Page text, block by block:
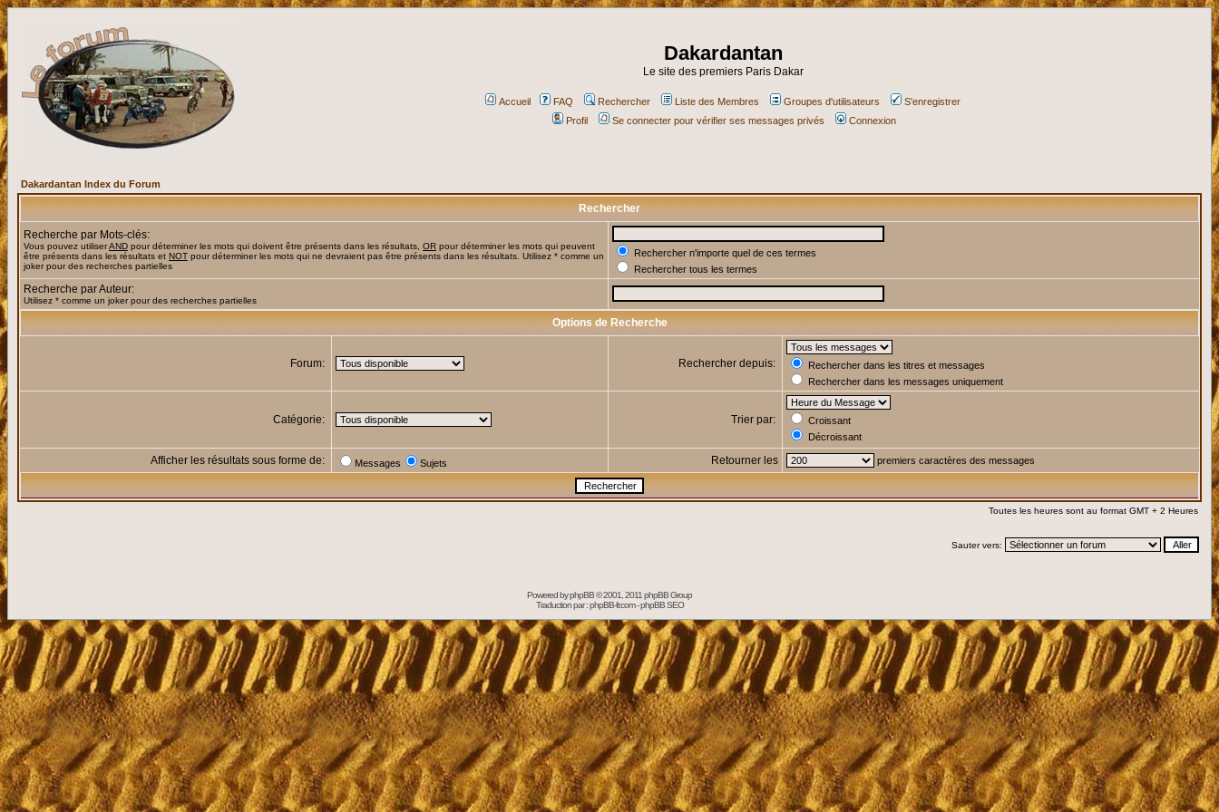
Dakardantan
Le site des premiers Paris Dakar
Accueil FAQ Rechercher Liste des Membres Groupes d'utilisateurs
S'enregistrer
Profil
Se connecter pour vérifier ses messages privés Connexion
Dakardantan Index du Forum
Rechercher
Recherche par Mots-clés:
Vous pouvez utiliserAND pour déterminer les mots qui doivent être présents dans les résultats, OR pour déterminer les mots qui peuvent
être présents dans les résultats et NOT pour déterminer les mots qui ne devraient pas être présents dans les résultats. Utilisez * comme un
joker pour des recherches partielles
Rechercher n'importe quel de ces termes
Rechercher tous les termes
Recherche par Auteur:
Utilisez * comme un joker pour des recherches partielles
Options de Recherche
Forum: Rechercher depuis:
Rechercher dans les titres et messages
Rechercher dans les messages uniquement
Catégorie: Trier par:
Croissant
Décroissant
Afficher les résultats sous forme de: Messages Sujets Retourner les premiers caractères des messages
Toutes les heures sont au format GMT + 2 Heures
Sauter vers:
Powered byphpBB© 2001, 2011 phpBB Group
Traduction par :phpBB-fr.com-phpBB SEO